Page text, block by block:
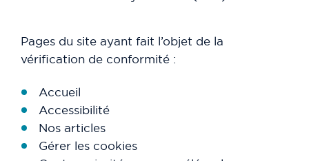
Pages du site ayant fait l’objet de la
vérification de conformité :
Accueil
Accessibilité
Nos articles
Gérer les cookies